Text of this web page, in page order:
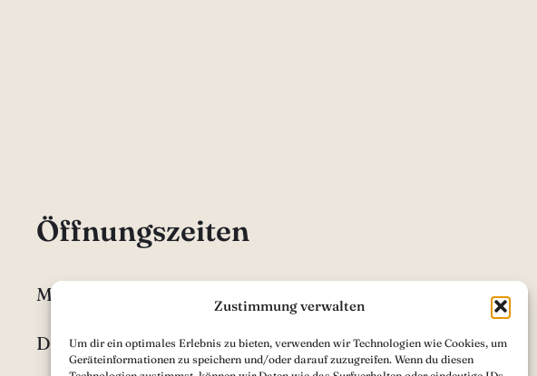
Zustimmung verwalten
Um dir ein optimales Erlebnis zu bieten, verwenden wir Technologien wie Cookies, um
Geräteinformationen zu speichern und/oder darauf zuzugreifen. Wenn du diesen
Öffnungszeiten
Mo 12:00 – 18:00
Di-Fr 9:00 – 18:00